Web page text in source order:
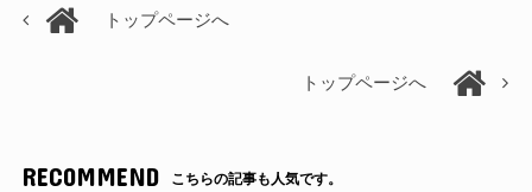
トップページへ
トップページへ
RECOMMEND こちらの記事も人気です。